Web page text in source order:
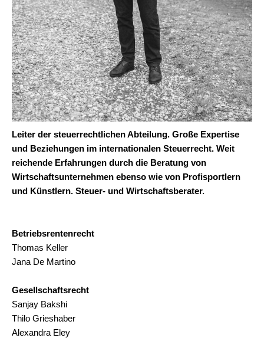
Leiter der steuerrechtlichen Abteilung. Große Expertise
und Beziehungen im internationalen Steuerrecht. Weit
reichende Erfahrungen durch die Beratung von
Wirtschaftsunternehmen ebenso wie von Profisportlern
und Künstlern. Steuer- und Wirtschaftsberater.
Betriebsrentenrecht
Thomas Keller
Jana De Martino
Gesellschaftsrecht
Sanjay Bakshi
Thilo Grieshaber
Alexandra Eley